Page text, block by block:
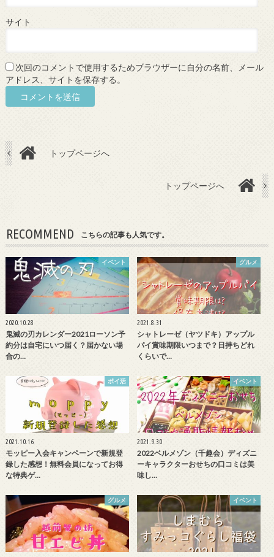
サイト
次回のコメントで使用するためブラウザーに自分の名前、メール
アドレス、サイトを保存する。
トップページへ
トップページへ
RECOMMEND こちらの記事も人気です。
イベント
2020.10.28
鬼滅の刃カレンダー2021ローソン予
約分は自宅にいつ届く？届かない場
合の…
グルメ
2021.8.31
シャトレーゼ（ヤツドキ）アップル
パイ賞味期限いつまで？日持ちどれ
くらいで…
ポイ活
2021.10.16
モッピー入会キャンペーンで新規登
録した感想！無料会員になってお得
な特典ゲ…
イベント
2021.9.30
2022ベルメゾン（千趣会）ディズニ
ーキャラクターおせちの口コミは美
味し…
グルメ イベント